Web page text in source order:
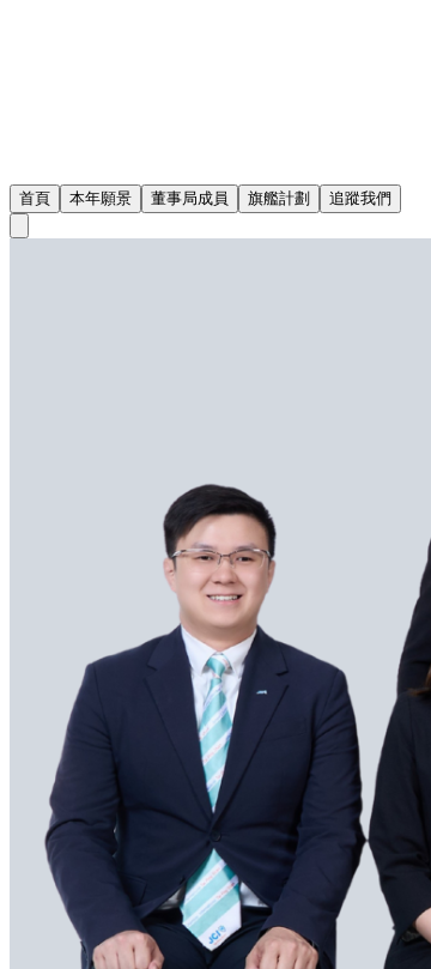
首頁 本年願景 董事局成員 旗艦計劃 追蹤我們